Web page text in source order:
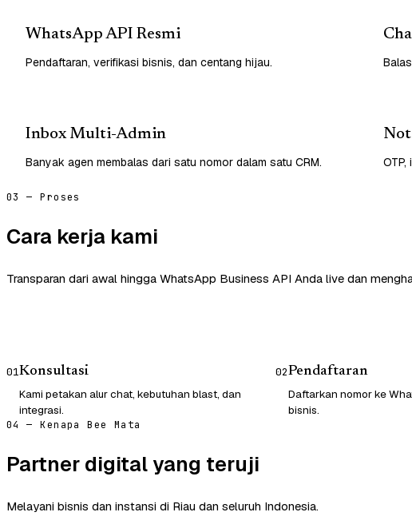
WhatsApp API Resmi
Pendaftaran, verifikasi bisnis, dan centang hijau.
Inbox Multi-Admin
Banyak agen membalas dari satu nomor dalam satu CRM.
03 — Proses
Cara kerja kami
Transparan dari awal hingga WhatsApp Business API Anda live dan
01Konsultasi
Kami petakan alur chat, kebutuhan blast, dan
integrasi.
02Pendaftaran
Daftarkan nomor ke
bisnis.
04 — Kenapa Bee Mata
Partner digital yang teruji
Melayani bisnis dan instansi di Riau dan seluruh Indonesia.